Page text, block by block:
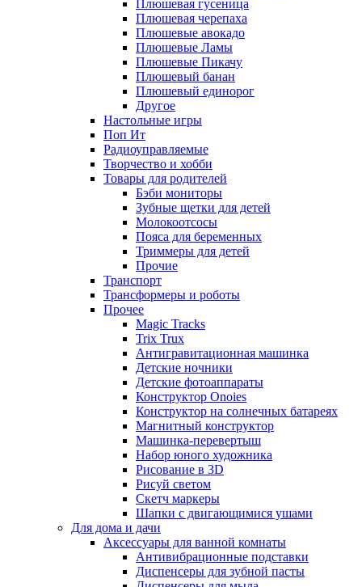
Плюшевая гусеница
Плюшевая черепаха
Плюшевые авокадо
Плюшевые Ламы
Плюшевые Пикачу
Плюшевый банан
Плюшевый единорог
Другое
Настольные игры
Поп Ит
Радиоуправляемые
Творчество и хобби
Товары для родителей
Бэби мониторы
Зубные щетки для детей
Молокоотсосы
Пояса для беременных
Триммеры для детей
Прочие
Транспорт
Трансформеры и роботы
Прочее
Magic Tracks
Trix Trux
Антигравитационная машинка
Детские ночники
Детские фотоаппараты
Конструктор Onoies
Конструктор на солнечных батареях
Магнитный конструктор
Машинка-перевертыш
Набор юного художника
Рисование в 3D
Рисуй светом
Скетч маркеры
Шапки с двигающимися ушами
Для дома и дачи
Аксессуары для ванной комнаты
Антивибрационные подставки
Диспенсеры для зубной пасты